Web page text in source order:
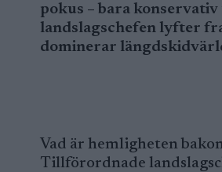
pokus – bara
landslagschefen lyfter
dominerar
Vad är hemligheten
Tillförordnade